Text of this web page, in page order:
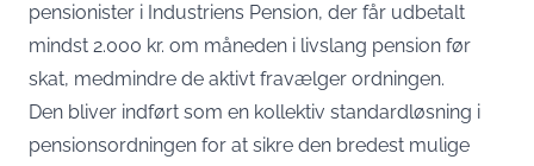
pensionister i Industriens Pension, der får udbetalt
mindst 2.000 kr. om måneden i livslang pension før
skat, medmindre de aktivt fravælger ordningen.
Den bliver indført som en kollektiv standardløsning i
pensionsordningen for at sikre den bredest mulige